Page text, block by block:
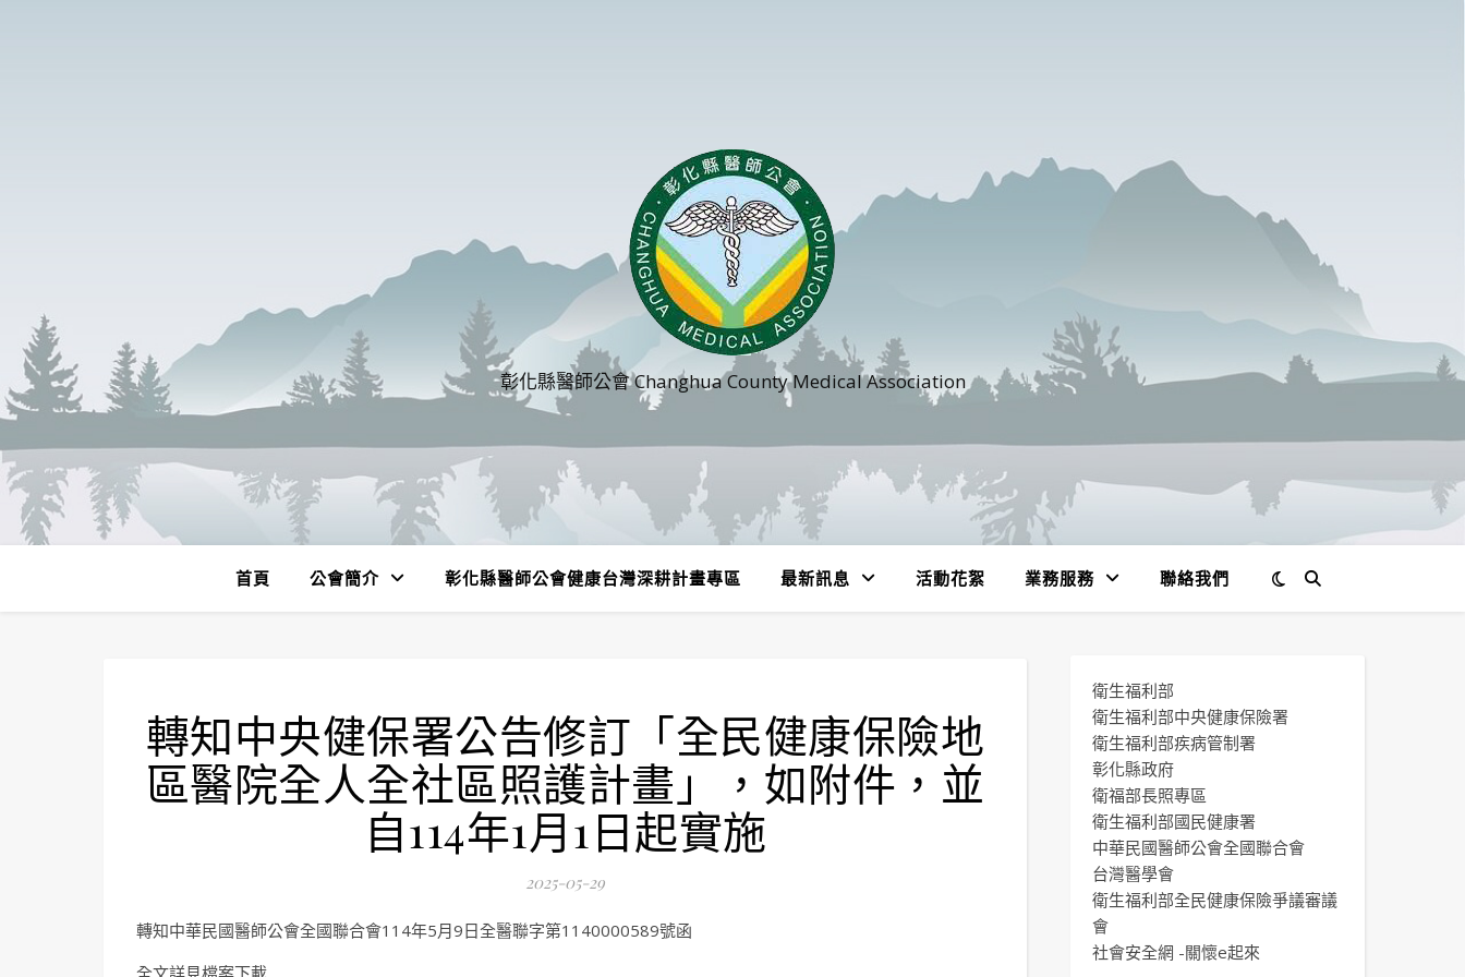
彰化縣醫師公會 Changhua County Medical Association
首頁 公會簡介 彰化縣醫師公會健康台灣深耕計畫專區 最新訊息 活動花絮 業務服務 聯絡我們
轉知中央健保署公告修訂「全民健康保險地
區醫院全人全社區照護計畫」，如附件，並
自114年1月1日起實施
2025-05-29
轉知中華民國醫師公會全國聯合會114年5月9日全醫聯字第1140000589號函
全文詳見檔案下載
衛生福利部
衛生福利部中央健康保險署
衛生福利部疾病管制署
彰化縣政府
衛福部長照專區
衛生福利部國民健康署
中華民國醫師公會全國聯合會
台灣醫學會
衛生福利部全民健康保險爭議審議
會
社會安全網 -關懷e起來